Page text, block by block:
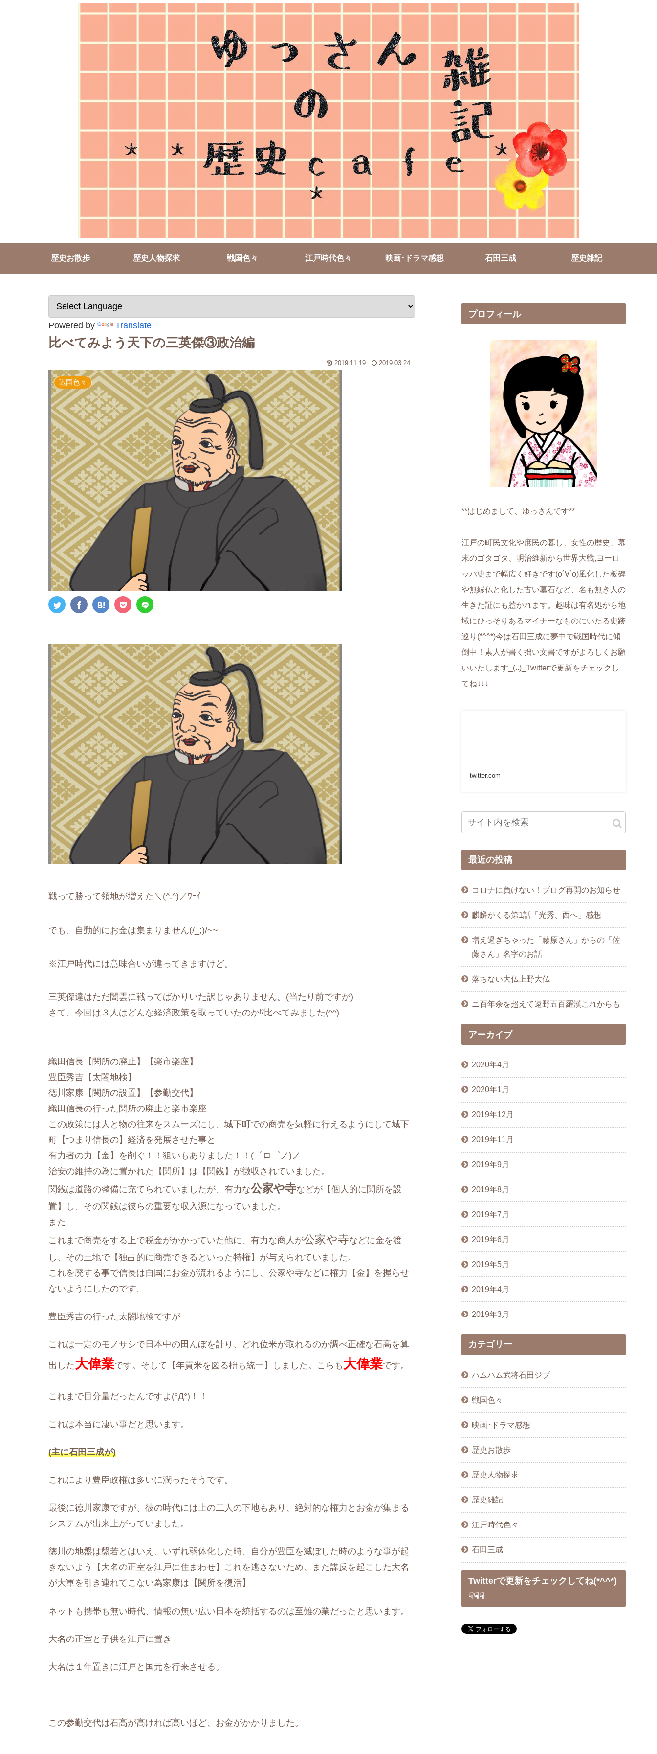
歴史お散歩 歴史人物探求 戦国色々 江戸時代色々 映画･ドラマ感想 石田三成 歴史雑記
Powered by Translate
比べてみよう天下の三英傑③政治編
2019.11.19 2019.03.24
戦国色々
戦って勝って領地が増えた＼(^.^)／ﾜｰｲ
でも、自動的にお金は集まりません(/_;)/~~
※江戸時代には意味合いが違ってきますけど。
三英傑達はただ闇雲に戦ってばかりいた訳じゃありません。(当たり前ですが)
さて、今回は３人はどんな経済政策を取っていたのか⁉比べてみました(^^)
織田信長【関所の廃止】【楽市楽座】
豊臣秀吉【太閤地検】
徳川家康【関所の設置】【参勤交代】
織田信長の行った関所の廃止と楽市楽座
この政策には人 と物の往来をスムーズにし、城下町での商売を気軽に行えるようにして城下
町【つまり信長の】経済を発展させた事と
有力者の力【金】を削ぐ！！ 狙いもありました！！(゜ロ゜ノ)ノ
治安の維持の為に置かれた【関所】は【関銭】が徴収されていました。
関銭は道路の整備に充てられていましたが、有力な公家や寺などが【個人的に関所を設
置】し、その関銭は彼らの重要な収入源になっていました。
また
これまで商売をする上で税金がかかっていた他に、有力な商人が公家や寺などに金を渡
し、その土地で【独占的に商売できるといった特権】が与えられていました。
これを廃する事で信長は自国にお金が流れるようにし、公家や寺などに権力【金】を握らせ
ないようにしたのです。
豊臣秀吉の行った太閤地検ですが
これは一定のモノサシで日本中の田んぼを計り、どれ位米が取れるのか調べ正確な石高を算
出した大偉業です。そして【年貢米を図る枡も統一】しました。こらも 大偉業です。
これまで目分量だったんですよ(°Д°)！！
これは本当に凄い事だと思います。
(主に石田三成が)
これにより豊臣政権は多いに潤ったそうです。
最後に徳川家康ですが、彼の時代には上の二人の下地もあり、絶対的な権力とお金が集まる
システムが出来上がっていました。
徳川の地盤は盤若とはいえ、いずれ弱体化した時、自分が豊臣を滅ぼした時のような事が起
きないよう【大名の正室を江戸に住まわせ】これを逃さないため、また謀反を起こした大名
が大軍を引き連れてこない為家康は【関所を復活】
ネットも携帯も無い時代、情報の無い広い日本を統括するのは至難の業だったと思います。
大名の正室と子供を江戸に置き
大名は １年置きに江戸と国元を行来させる。
この参勤交代は石高が高ければ高いほど、お金がかかりました。
プロフィール
**はじめまして、ゆっさんです**
江戸の町民文化や庶民の暮し、女性の歴史、幕
末のゴタゴタ、明治維新から世界大戦,ヨーロ
ッパ史まで幅広く好きです(о´∀`о)風化した板碑
や無縁仏と化した古い墓石など、名も無き人の
生きた証にも惹かれます。趣味は有名処から地
域にひっそりあるマイナーなものにいたる史跡
巡り(*^^*)今は石田三成に夢中で戦国時代に傾
倒中！素人が書く拙い文書ですがよろしくお願
いいたします_(..)_Twitterで更新をチェックし
てね↓↓↓
twitter.com
最近の投稿
コロナに負けない！ブログ再開のお知らせ
麒麟がくる第1話「光秀、西へ」感想
増え過ぎちゃった「藤原さん」からの「佐
藤さん」名字のお話
落ちない大仏上野大仏
ニ百年余を超えて遠野五百羅漢これからも
アーカイブ
2020年4月
2020年1月
2019年12月
2019年11月
2019年9月
2019年8月
2019年7月
2019年6月
2019年5月
2019年4月
2019年3月
カテゴリー
ハムハム武将石田ジブ
戦国色々
映画･ドラマ感想
歴史お散歩
歴史人物探求
歴史雑記
江戸時代色々
石田三成
Twitterで更新をチェックしてね(*^^*)
☟☟☟